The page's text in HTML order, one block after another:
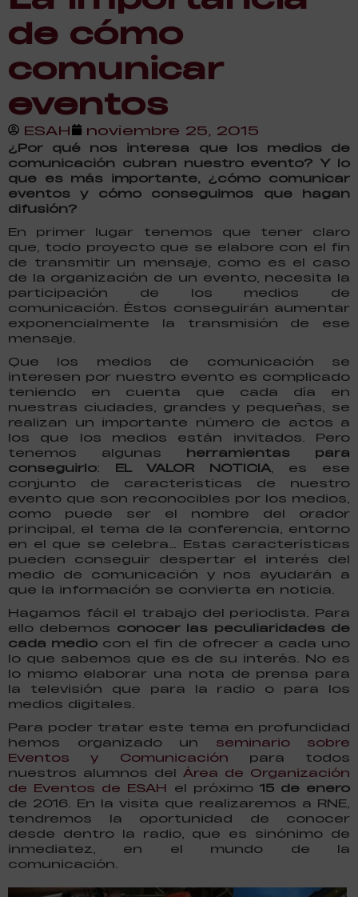
de cómo
comunicar
eventos
ESAH noviembre 25, 2015
¿Por qué nos interesa que los medios de
comunicación cubran nuestro evento? Y lo
que es más importante, ¿cómo comunicar
eventos y cómo conseguimos que hagan
difusión?
En primer lugar tenemos que tener claro
que, todo proyecto que se elabore con el fin
de transmitir un mensaje, como es el caso
de la organización de un evento, necesita la
participación de los medios de
comunicación. Éstos conseguirán aumentar
exponencialmente la transmisión de ese
mensaje.
Que los medios de comunicación se
interesen por nuestro evento es complicado
teniendo en cuenta que cada día en
nuestras ciudades, grandes y pequeñas, se
realizan un importante número de actos a
los que los medios están invitados. Pero
tenemos algunas herramientas para
conseguirlo: EL VALOR NOTICIA, es ese
conjunto de características de nuestro
evento que son reconocibles por los medios,
como puede ser el nombre del orador
principal, el tema de la conferencia, entorno
en el que se celebra… Estas características
pueden conseguir despertar el interés del
medio de comunicación y nos ayudarán a
que la información se convierta en noticia.
Hagamos fácil el trabajo del periodista. Para
ello debemos conocer las peculiaridades de
cada medio con el fin de ofrecer a cada uno
lo que sabemos que es de su interés. No es
lo mismo elaborar una nota de prensa para
la televisión que para la radio o para los
medios digitales.
Para poder tratar este tema en profundidad
hemos organizado un seminario sobre
Eventos y Comunicación para todos
nuestros alumnos del Área de Organización
de Eventos de ESAH el próximo 15 de enero
de 2016. En la visita que realizaremos a RNE,
tendremos la oportunidad de conocer
desde dentro la radio, que es sinónimo de
inmediatez, en el mundo de la
comunicación.